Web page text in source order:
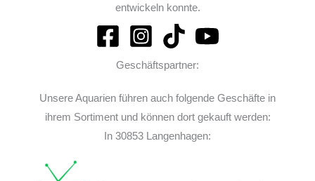
entwickeln konnte.
Geschäftspartner:
Unsere Aquarien führen auch folgende Geschäfte in
ihrem Sortiment und können dort gekauft werden:
In 30853 Langenhagen: